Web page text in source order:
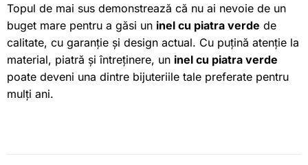
Topul de mai sus demonstrează că nu ai nevoie de un
buget mare pentru a găsi un inel cu piatra verde de
calitate, cu garanție și design actual. Cu puțină atenție la
material, piatră și întreținere, un inel cu piatra verde
poate deveni una dintre bijuteriile tale preferate pentru
mulți ani.